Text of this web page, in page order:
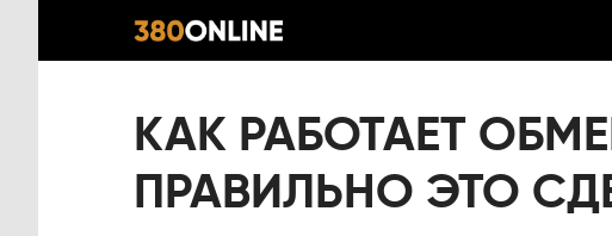
КАК РАБОТАЕТ
ПРАВИЛЬНО ЭТО